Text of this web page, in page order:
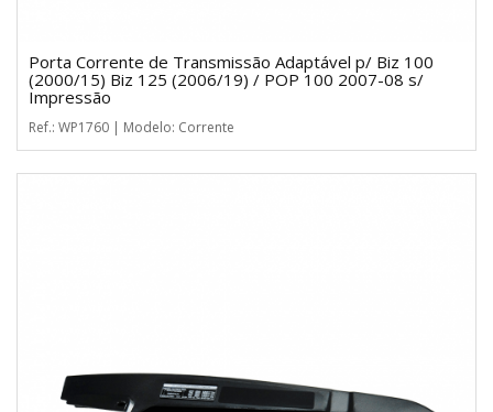
Porta Corrente de Transmissão Adaptável p/ Biz 100
(2000/15) Biz 125 (2006/19) / POP 100 2007-08 s/
Impressão
Ref.: WP1760 | Modelo: Corrente